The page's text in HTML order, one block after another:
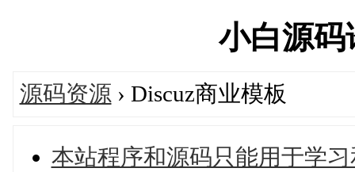
小白源
源码资源 › Discuz商业模板
本站程序和源码只能用于学